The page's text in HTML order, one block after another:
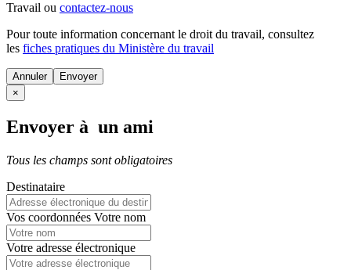
Travail ou contactez-nous
Pour toute information concernant le droit du travail, consultez
les fiches pratiques du Ministère du travail
Annuler
×
Envoyer à un ami
Tous les champs sont obligatoires
Destinataire
Vos coordonnées Votre nom
Votre adresse électronique